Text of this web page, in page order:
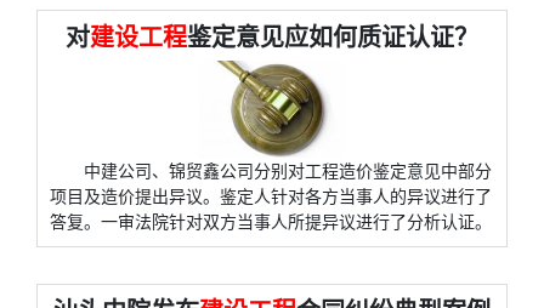
对建设工程鉴定意见应如何质证认证？
中建公司、锦贸鑫公司分别对工程造价鉴定意见中部分
项目及造价提出异议。鉴定人针对各方当事人的异议进行了
答复。一审法院针对双方当事人所提异议进行了分析认证。